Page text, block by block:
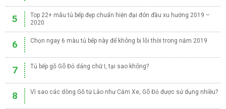
5
Top 22+ mẫu tủ bếp đẹp chuẩn hiện đại đón đầu xu hướng 2019 –
2020
6 Chọn ngay 6 màu tủ bếp này để không bị lỗi thời trong năm 2019
7 Tủ bếp gỗ Gõ Đỏ dáng chữ I, tại sao không?
8 Vì sao các dòng Gỗ từ Lào như Căm Xe, Gõ Đỏ được sử dụng nhiều?